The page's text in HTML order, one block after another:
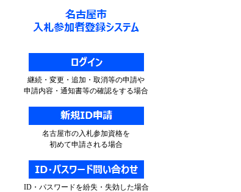
継続・変更・追加・取消等の申請や
申請内容・通知書等の確認をする場合
名古屋市の入札参加資格を
初めて申請される場合
ID・パスワードを紛失・失効した場合